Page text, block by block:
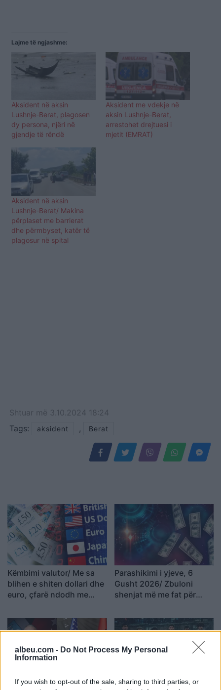
albeu.com - Do Not Process My Personal
Information
If you wish to opt-out of the sale, sharing to third parties, or
Lajme të ngjashme:
Aksident në aksin
Lushnje-Berat, plagosen
dy persona, njëri në
gjendje të rëndë
Aksident me vdekje në
aksin Lushnje-Berat,
arrestohet drejtuesi i
mjetit (EMRAT)
Aksident në aksin
Lushnje-Berat/ Makina
përplaset me barrierat
dhe përmbyset, katër të
plagosur në spital
Shtuar më 3.10.2024 18:24
Tags:
aksident , Berat
Këmbimi valutor/ Me sa
blihen e shiten dollari dhe
euro, çfarë ndodh me
Parashikimi i yjeve, 6
Gusht 2026/ Zbuloni
shenjat më me fat për
Eric Wendt konfirmohet Futbolli librazhdas në zi,